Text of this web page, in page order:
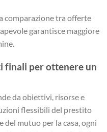
comparazione tra offerte
garantisce maggiore
finali per ottenere un
da obiettivi, risorse e
flessibili del prestito
del mutuo per la casa, ogni